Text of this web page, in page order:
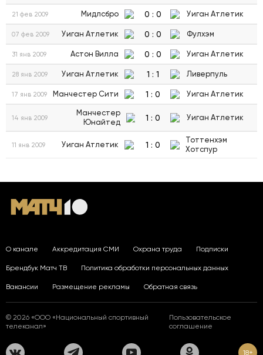
21 фев 2009 Мидлсбро 0 : 0 Уиган Атлетик
07 фев 2009 Уиган Атлетик 0 : 0 Фулхэм
31 янв 2009 Астон Вилла 0 : 0 Уиган Атлетик
28 янв 2009 Уиган Атлетик 1 : 1 Ливерпуль
17 янв 2009 Манчестер Сити 1 : 0 Уиган Атлетик
14 янв 2009
Манчестер
Юнайтед
1 : 0 Уиган Атлетик
11 янв 2009 Уиган Атлетик 1 : 0
Тоттенхэм
Хотспур
О канале Аккредитация СМИ Охрана труда Подписки
Брендбук Матч ТВ Политика обработки персональных данных
Вакансии Размещение рекламы Обратная связь
© 2026 «ООО «Национальный спортивный
телеканал»
Пользовательское
соглашение
18+